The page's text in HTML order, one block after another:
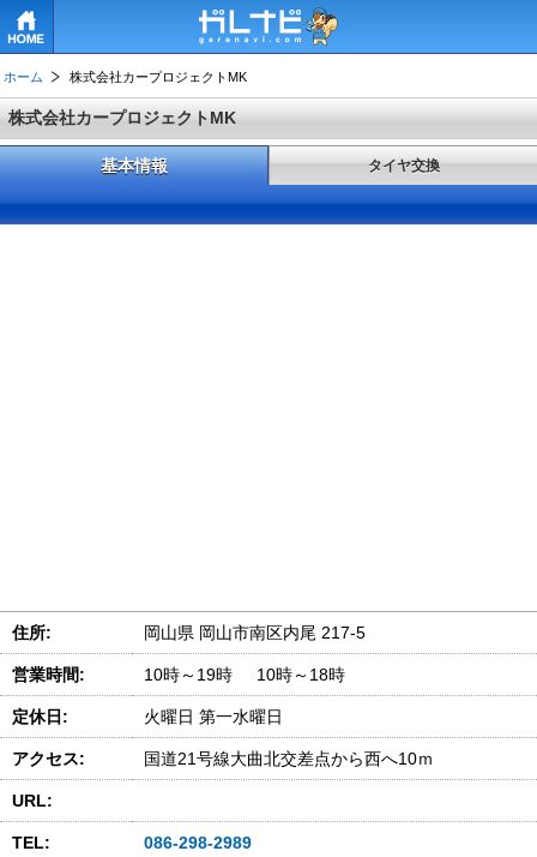
ホーム 株式会社カープロジェクトMK
株式会社カープロジェクトMK
基本情報 タイヤ交換
住所: 岡山県 岡山市南区内尾 217-5
営業時間: 10時～19時 10時～18時
定休日: 火曜日 第一水曜日
アクセス: 国道21号線大曲北交差点から西へ10ｍ
URL:
TEL:
086-298-2989